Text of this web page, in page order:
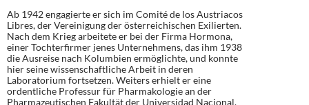
Ab 1942 engagierte er sich im Comité de los Austriacos
Libres, der Vereinigung der österreichischen Exilierten.
Nach dem Krieg arbeitete er bei der Firma Hormona,
einer Tochterfirmer jenes Unternehmens, das ihm 1938
die Ausreise nach Kolumbien ermöglichte, und konnte
hier seine wissenschaftliche Arbeit in deren
Laboratorium fortsetzen. Weiters erhielt er eine
ordentliche Professur für Pharmakologie an der
Pharmazeutischen Fakultät der Universidad Nacional.